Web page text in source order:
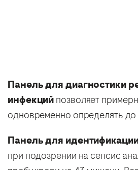
Панель для диагностики
инфекцийпозволяет
одновременно определять до
Панель для
при подозрении на сепсис